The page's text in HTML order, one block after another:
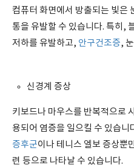
컴퓨터 화면에서 방출되는 빛은
통을 유발할 수 있습니다. 특히,
저하를 유발하고, 안구건조증,
신경계 증상
키보드나 마우스를 반복적으로
용되어 염증을 일으킬 수 있습니
증후군이나 테니스 엘보 증상뿐
련 등으로 나타날 수 있습니다.